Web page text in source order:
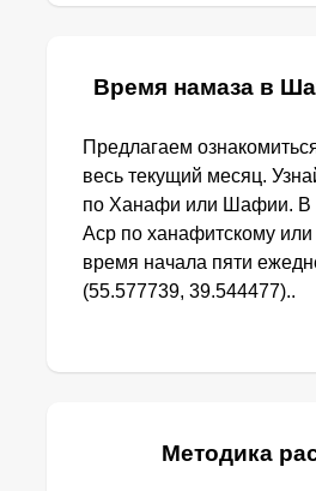
Время намаза в
Предлагаем
весь текущий месяц.
по Ханафи или Шафии. В
Аср по ханафитскому
время начала пяти
(55.577739, 39.544477)..
Методика